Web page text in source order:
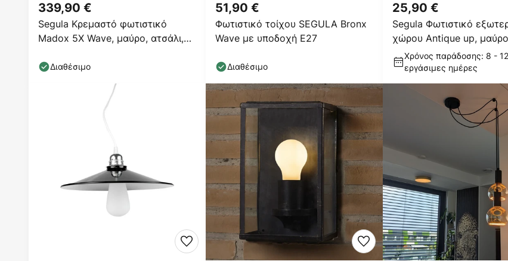
Segula Κρεμαστό φωτιστικό
Madox 5X Wave, μαύρο, ατσάλι,
339,90 €
Διαθέσιμο
Φωτιστικό τοίχου SEGULA Bronx
Wave με υποδοχή E27
51,90 €
Διαθέσιμο
Segula Φωτιστικό
χώρου Antique up,
αλουμίνιο, E27
25,90 €
Χρόνος παράδοσης: 8 - 12
εργάσιμες ημέρες